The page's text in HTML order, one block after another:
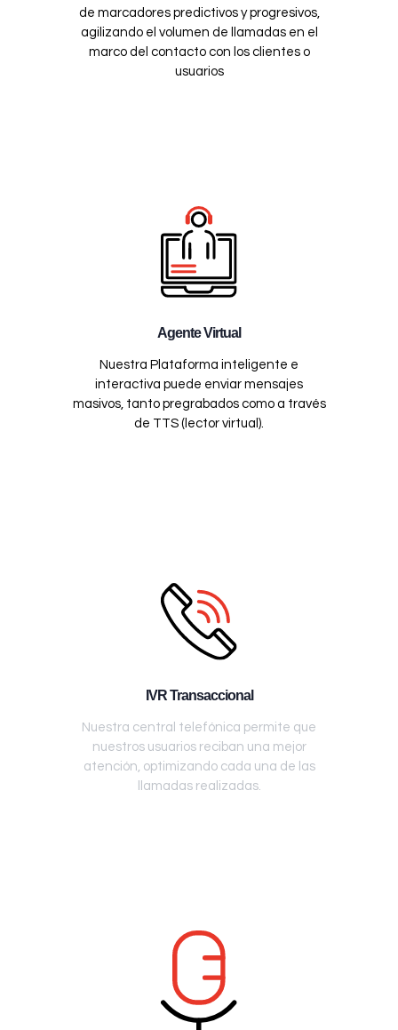
de marcadores predictivos y progresivos,
agilizando el volumen de llamadas en el
marco del contacto con los clientes o
usuarios
Agente Virtual
Nuestra Plataforma inteligente e
interactiva puede enviar mensajes
masivos, tanto pregrabados como a través
de TTS (lector virtual).
IVR Transaccional
Nuestra central telefónica permite que
nuestros usuarios reciban una mejor
atención, optimizando cada una de las
llamadas realizadas.